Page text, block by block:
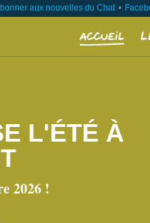
aux nouvelles du Chat
Accueil
L'ÉTÉ À
2026 !